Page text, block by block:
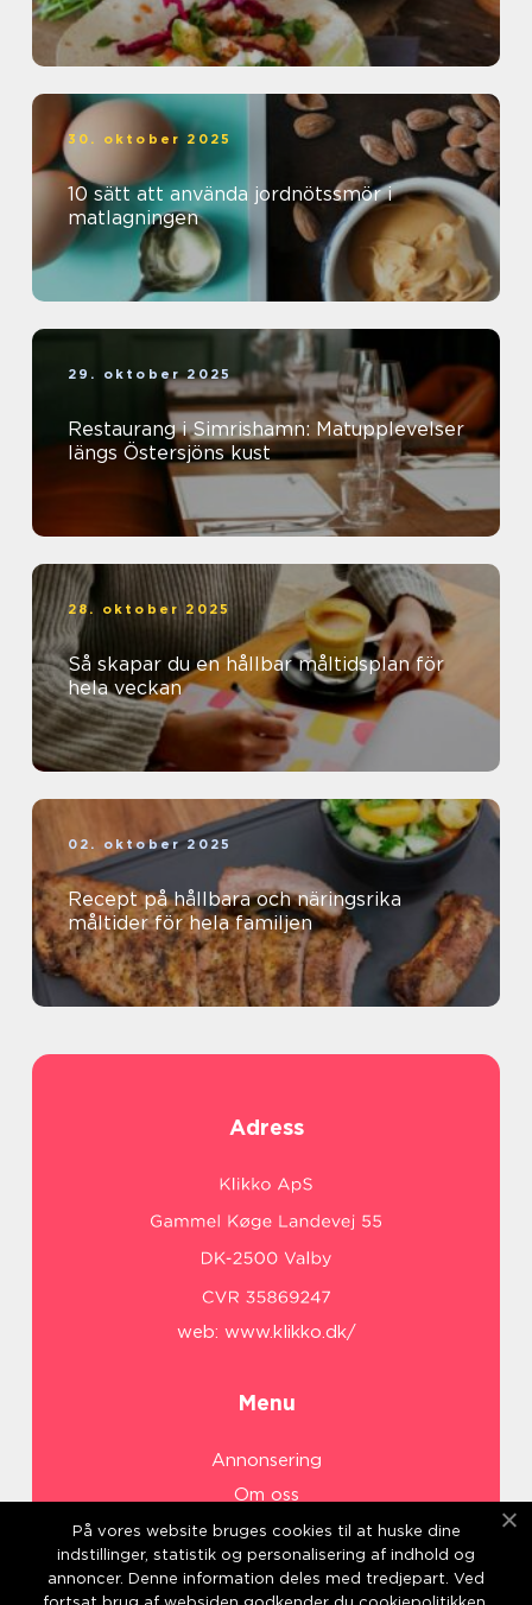
30. oktober 2025
10 sätt att använda jordnötssmör i
matlagningen
29. oktober 2025
Restaurang i Simrishamn: Matupplevelser
längs Östersjöns kust
28. oktober 2025
Så skapar du en hållbar måltidsplan för
hela veckan
02. oktober 2025
Recept på hållbara och näringsrika
måltider för hela familjen
Adress
web: www.klikko.dk/
Menu
Annonsering
Om oss
Cookies
Kontakta oss
Sitemap
På vores website bruges cookies til at huske dine
indstillinger, statistik og personalisering af indhold og
annoncer. Denne information deles med tredjepart. Ved